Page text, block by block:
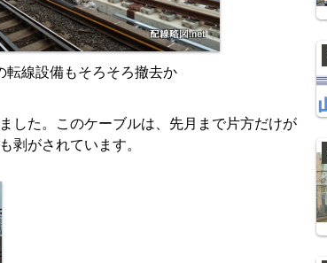
転線設備もそろそろ撤去か
した。このケーブルは、先月まで片方だけが
剥がされています。